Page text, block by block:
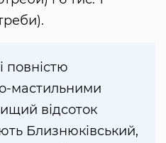
повністю
мастильними
відсоток
Близнюківський,